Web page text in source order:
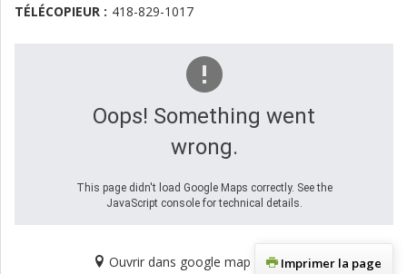
TÉLÉCOPIEUR : 418-829-1017
Oops! Something went
wrong.
This page didn't load Google Maps correctly. See the
JavaScript console for technical details.
Ouvrir dans google map Imprimer la page